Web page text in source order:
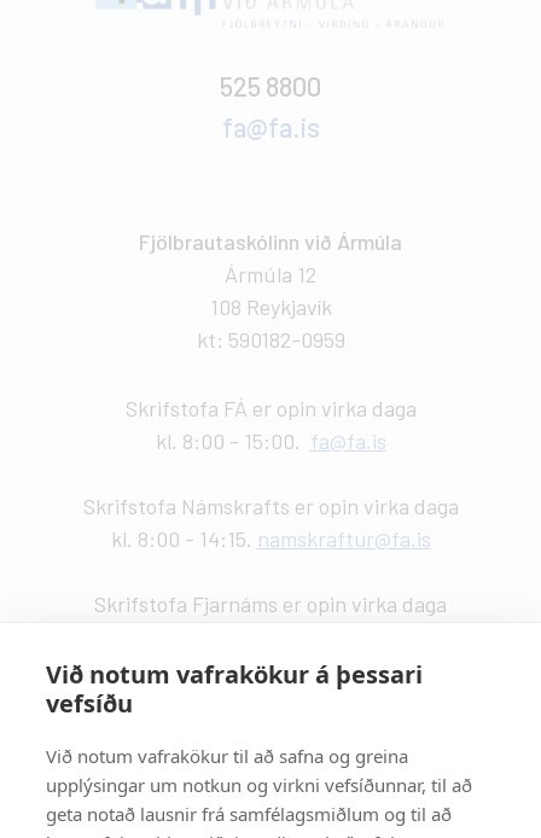
Við notum vafrakökur á þessari
vefsíðu
Við notum vafrakökur til að safna og greina
upplýsingar um notkun og virkni vefsíðunnar, til að
geta notað lausnir frá samfélagsmiðlum og til að
525 8800
fa@fa.is
Fjölbrautaskólinn við Ármúla
Ármúla 12
108 Reykjavík
kt: 590182-0959
Skrifstofa FÁ er opin virka daga
kl. 8:00 - 15:00. fa@fa.is
Skrifstofa Námskrafts er opin virka daga
kl. 8:00 - 14:15. namskraftur@fa.is
Skrifstofa Fjarnáms er opin virka daga
Strætisvagnar: